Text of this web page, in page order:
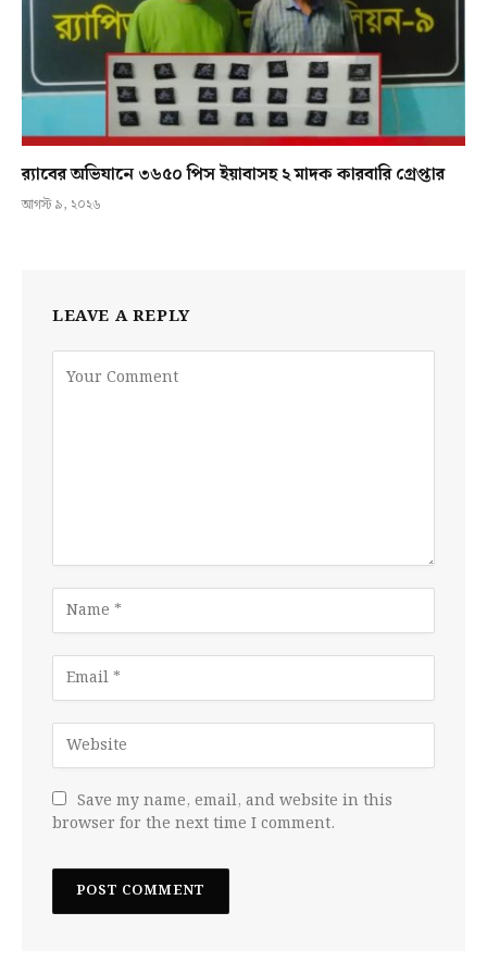
র‍্যাবের অভিযানে ৩৬৫০ পিস ইয়াবাসহ ২ মাদক কারবারি গ্রেপ্তার
আগস্ট ৯, ২০২৬
LEAVE A REPLY
Save my name, email, and website in this
browser for the next time I comment.